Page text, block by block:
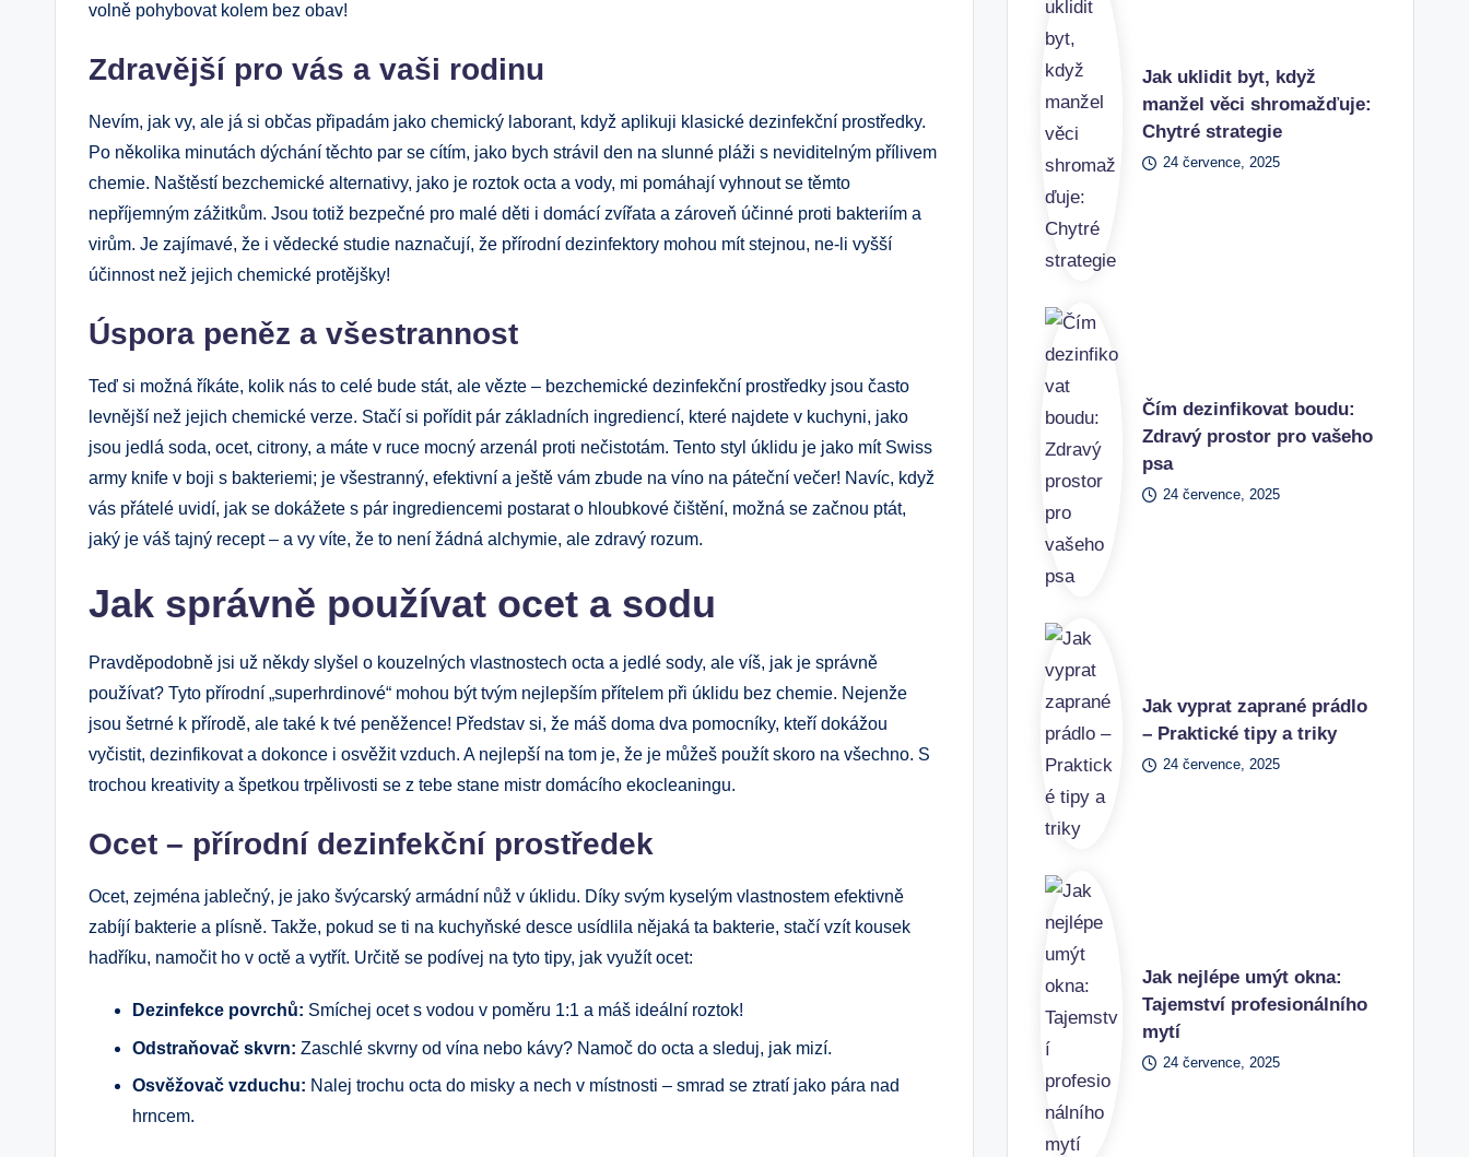
volně pohybovat kolem bez obav!
Zdravější pro vás a vaši rodinu
Nevím, jak vy, ale já si občas připadám jako chemický laborant, když aplikuji klasické dezinfekční prostředky.
Po několika minutách dýchání těchto par se cítím, jako bych strávil den na slunné pláži s neviditelným přílivem
chemie. Naštěstí bezchemické alternativy, jako je roztok octa a vody, mi pomáhají vyhnout se těmto
nepříjemným zážitkům. Jsou totiž bezpečné pro malé děti i domácí zvířata a zároveň účinné proti bakteriím a
virům. Je zajímavé, že i vědecké studie naznačují, že přírodní dezinfektory mohou mít stejnou, ne-li vyšší
účinnost než jejich chemické protějšky!
Úspora peněz a všestrannost
Teď si možná říkáte, kolik nás to celé bude stát, ale vězte – bezchemické dezinfekční prostředky jsou často
levnější než jejich chemické verze. Stačí si pořídit pár základních ingrediencí, které najdete v kuchyni, jako
jsou jedlá soda, ocet, citrony, a máte v ruce mocný arzenál proti nečistotám. Tento styl úklidu je jako mít Swiss
army knife v boji s bakteriemi; je všestranný, efektivní a ještě vám zbude na víno na páteční večer! Navíc, když
vás přátelé uvidí, jak se dokážete s pár ingrediencemi postarat o hloubkové čištění, možná se začnou ptát,
jaký je váš tajný recept – a vy víte, že to není žádná alchymie, ale zdravý rozum.
Jak správně používat ocet a sodu
Pravděpodobně jsi už někdy slyšel o kouzelných vlastnostech octa a jedlé sody, ale víš, jak je správně
používat? Tyto přírodní „superhrdinové“ mohou být tvým nejlepším přítelem při úklidu bez chemie. Nejenže
jsou šetrné k přírodě, ale také k tvé peněžence! Představ si, že máš doma dva pomocníky, kteří dokážou
vyčistit, dezinfikovat a dokonce i osvěžit vzduch. A nejlepší na tom je, že je můžeš použít skoro na všechno. S
trochou kreativity a špetkou trpělivosti se z tebe stane mistr domácího ekocleaningu.
Ocet – přírodní dezinfekční prostředek
Ocet, zejména jablečný, je jako švýcarský armádní nůž v úklidu. Díky svým kyselým vlastnostem efektivně
zabíjí bakterie a plísně. Takže, pokud se ti na kuchyňské desce usídlila nějaká ta bakterie, stačí vzít kousek
hadříku, namočit ho v octě a vytřít. Určitě se podívej na tyto tipy, jak využít ocet:
Dezinfekce povrchů: Smíchej ocet s vodou v poměru 1:1 a máš ideální roztok!
Odstraňovač skvrn: Zaschlé skvrny od vína nebo kávy? Namoč do octa a sleduj, jak mizí.
Osvěžovač vzduchu: Nalej trochu octa do misky a nech v místnosti – smrad se ztratí jako pára nad
hrncem.
Jak uklidit byt, když
manžel věci shromažďuje:
Chytré strategie
24 července, 2025
Čím dezinfikovat boudu:
Zdravý prostor pro vašeho
psa
24 července, 2025
Jak vyprat zaprané prádlo
– Praktické tipy a triky
24 července, 2025
Jak nejlépe umýt okna:
Tajemství profesionálního
mytí
24 července, 2025